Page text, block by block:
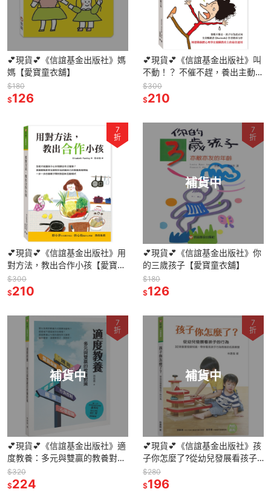
💕現貨💕《信誼基金出版社》媽
媽【愛寶童衣舖】
$180
$126
💕現貨💕《信誼基金出版社》叫
不動！？ 不催不趕，養出主動小
孩【愛寶童衣舖】
$300
$210
7
折
💕現貨💕《信誼基金出版社》用
對方法，教出合作小孩【愛寶童
衣舖】
$300
$210
補貨中
7
折
💕現貨💕《信誼基金出版社》你
的三歲孩子【愛寶童衣舖】
$180
$126
補貨中
7
折
💕現貨💕《信誼基金出版社》適
度教養：多元與雙贏的教養對策
【愛寶童衣舖】
$320
$224
補貨中
7
折
💕現貨💕《信誼基金出版社》孩
子你怎麼了?從幼兒發展看孩子
的行為【愛寶童衣舖】
$280
$196